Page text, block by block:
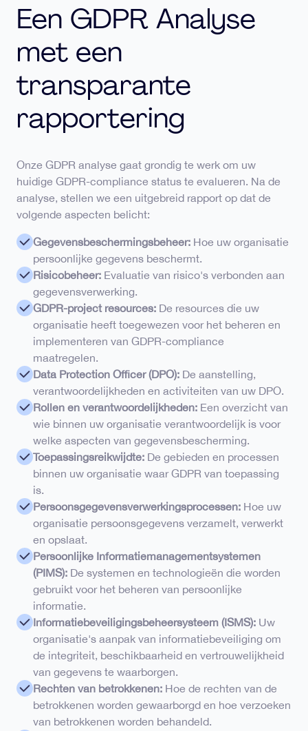
Een GDPR Analyse
met een
transparante
rapportering
Onze GDPR analyse gaat grondig te werk om uw
huidige GDPR-compliance status te evalueren. Na de
analyse, stellen we een uitgebreid rapport op dat de
volgende aspecten belicht:
Gegevensbeschermingsbeheer: Hoe uw organisatie
persoonlijke gegevens beschermt.
Risicobeheer: Evaluatie van risico's verbonden aan
gegevensverwerking.
GDPR-project resources: De resources die uw
organisatie heeft toegewezen voor het beheren en
implementeren van GDPR-compliance
maatregelen.
Data Protection Officer (DPO): De aanstelling,
verantwoordelijkheden en activiteiten van uw DPO.
Rollen en verantwoordelijkheden: Een overzicht van
wie binnen uw organisatie verantwoordelijk is voor
welke aspecten van gegevensbescherming.
Toepassingsreikwijdte: De gebieden en processen
binnen uw organisatie waar GDPR van toepassing
is.
Persoonsgegevensverwerkingsprocessen: Hoe uw
organisatie persoonsgegevens verzamelt, verwerkt
en opslaat.
Persoonlijke Informatiemanagementsystemen
(PIMS): De systemen en technologieën die worden
gebruikt voor het beheren van persoonlijke
informatie.
Informatiebeveiligingsbeheersysteem (ISMS): Uw
organisatie's aanpak van informatiebeveiliging om
de integriteit, beschikbaarheid en vertrouwelijkheid
van gegevens te waarborgen.
Rechten van betrokkenen: Hoe de rechten van de
betrokkenen worden gewaarborgd en hoe verzoeken
van betrokkenen worden behandeld.